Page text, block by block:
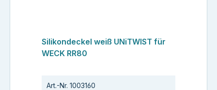
Silikondeckel weiß UNiTWIST für
WECK RR80
Art.-Nr. 1003160